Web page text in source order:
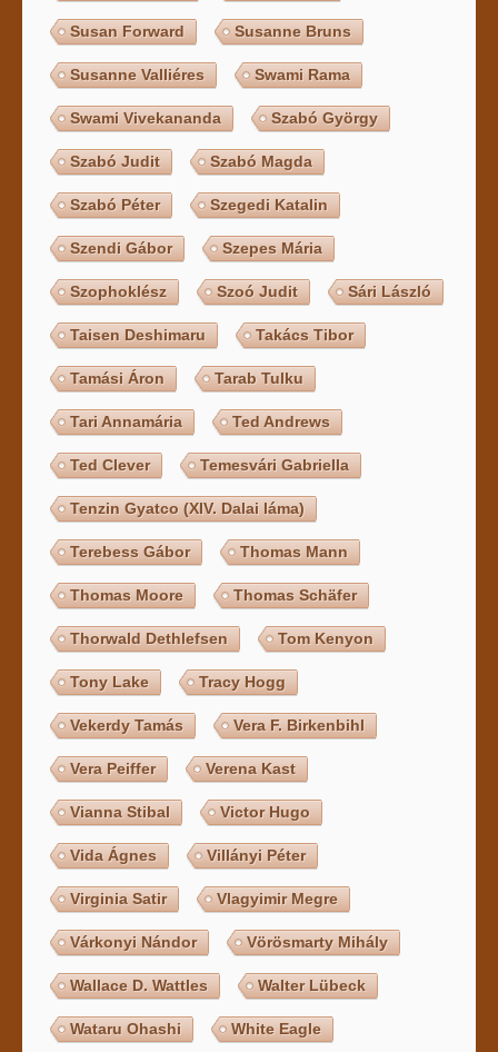
Susan Forward Susanne Bruns
Susanne Valliéres Swami Rama
Swami Vivekananda Szabó György
Szabó Judit Szabó Magda
Szabó Péter Szegedi Katalin
Szendi Gábor Szepes Mária
Szophoklész Szoó Judit Sári László
Taisen Deshimaru Takács Tibor
Tamási Áron Tarab Tulku
Tari Annamária Ted Andrews
Ted Clever Temesvári Gabriella
Tenzin Gyatco (XIV. Dalai láma)
Terebess Gábor Thomas Mann
Thomas Moore Thomas Schäfer
Thorwald Dethlefsen Tom Kenyon
Tony Lake Tracy Hogg
Vekerdy Tamás Vera F. Birkenbihl
Vera Peiffer Verena Kast
Vianna Stibal Victor Hugo
Vida Ágnes Villányi Péter
Virginia Satir Vlagyimir Megre
Várkonyi Nándor Vörösmarty Mihály
Wallace D. Wattles Walter Lübeck
Wataru Ohashi White Eagle